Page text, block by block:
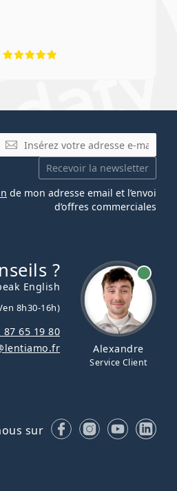
mail
Recevoir la newsletter
de mon adresse email et l’envoi
d’offres commerciales
Alexandre
Service Client
?
English
8h30-16h)
87 65 19 80
sur FacebookInstagram
YouTube